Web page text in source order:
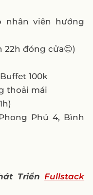
nhân viên hướng
22h đóng cửa😊)
100k
thoải mái
Phú 4, Bình
TriểnFullstack